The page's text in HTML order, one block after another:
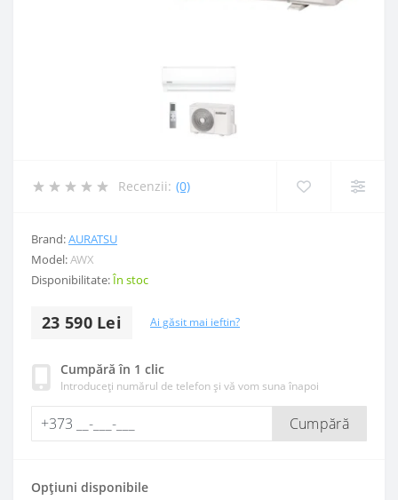
Recenzii: (0)
Brand:AURATSU
Model:AWX
Disponibilitate:În stoc
23 590 Lei Ai găsit mai ieftin?
Cumpără în 1 clic
Introduceți numărul de telefon și vă vom suna înapoi
Cumpără
Opțiuni disponibile